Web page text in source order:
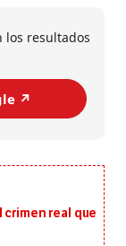
los resultados
↗️
crimen real que